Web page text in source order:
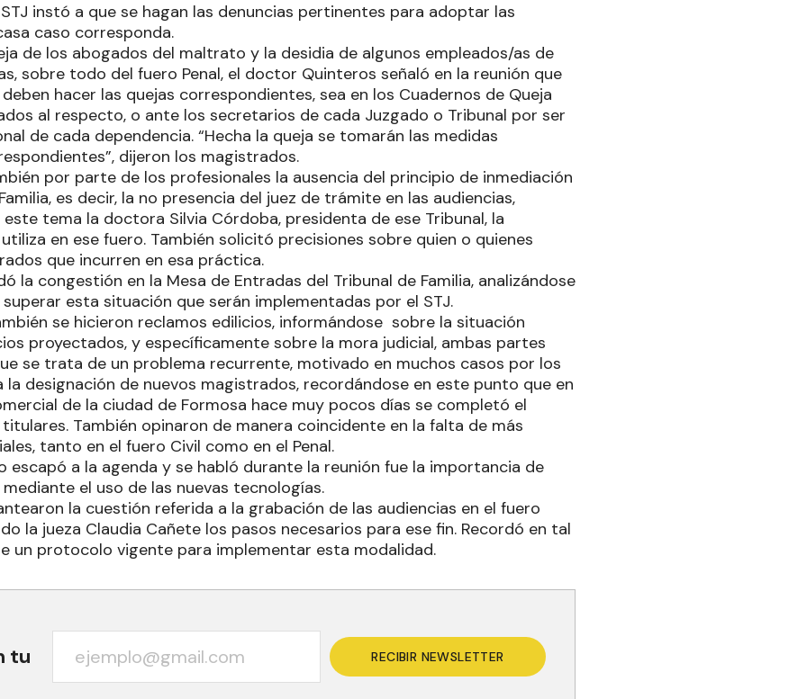
instó a que se hagan las denuncias pertinentes para adoptar las
caso corresponda.
de los abogados del maltrato y la desidia de algunos empleados/as de
sobre todo del fuero Penal, el doctor Quinteros señaló en la reunión que
hacer las quejas correspondientes, sea en los Cuadernos de Queja
al respecto, o ante los secretarios de cada Juzgado o Tribunal por ser
de cada dependencia. “Hecha la queja se tomarán las medidas
dijeron los magistrados.
por parte de los profesionales la ausencia del principio de inmediación
es decir, la no presencia del juez de trámite en las audiencias,
tema la doctora Silvia Córdoba, presidenta de ese Tribunal, la
en ese fuero. También solicitó precisiones sobre quien o quienes
que incurren en esa práctica.
la congestión en la Mesa de Entradas del Tribunal de Familia, analizándose
esta situación que serán implementadas por el STJ.
se hicieron reclamos edilicios, informándose sobre la situación
proyectados, y específicamente sobre la mora judicial, ambas partes
se trata de un problema recurrente, motivado en muchos casos por los
la designación de nuevos magistrados, recordándose en este punto que en
de la ciudad de Formosa hace muy pocos días se completó el
También opinaron de manera coincidente en la falta de más
tanto en el fuero Civil como en el Penal.
escapó a la agenda y se habló durante la reunión fue la importancia de
el uso de las nuevas tecnologías.
la cuestión referida a la grabación de las audiencias en el fuero
la jueza Claudia Cañete los pasos necesarios para ese fin. Recordó en tal
un protocolo vigente para implementar esta modalidad.
tu RECIBIR NEWSLETTER